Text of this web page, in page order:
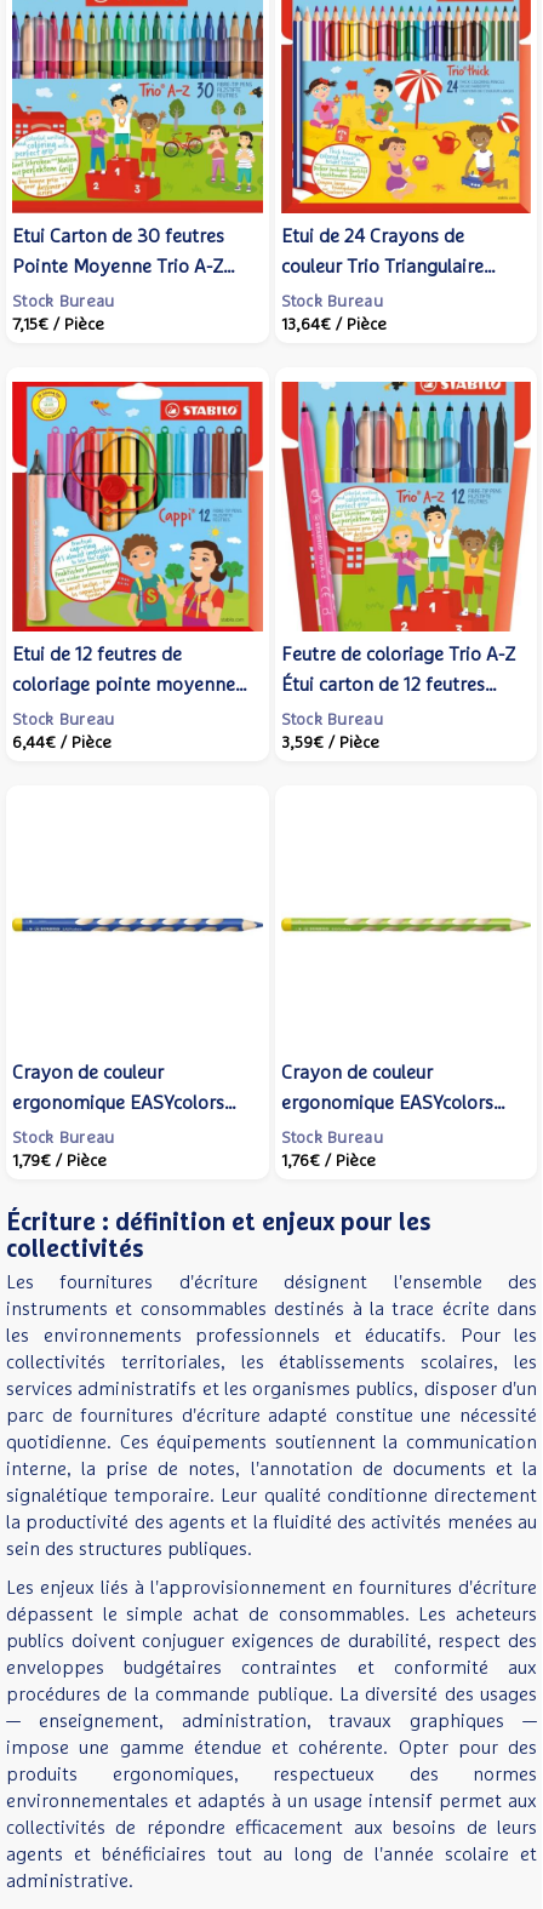
Etui Carton de 30 feutres
Pointe Moyenne Trio A-Z
dont 5 fluos - STABILO
Stock Bureau
7,15€ / Pièce
Etui de 24 Crayons de
couleur Trio Triangulaire
large avec taille-crayon
assorties - STABILO
Stock Bureau
13,64€ / Pièce
Etui de 12 feutres de
coloriage pointe moyenne
Cappi + 1 lacet - STABILO
Stock Bureau
6,44€ / Pièce
Feutre de coloriage Trio A-Z
Étui carton de 12 feutres
pointe moyenne dont 2
couleurs fluo - STABILO
Stock Bureau
3,59€ / Pièce
Crayon de couleur
ergonomique EASYcolors
Gaucher Bleu marine -
STABILO
Stock Bureau
1,79€ / Pièce
Crayon de couleur
ergonomique EASYcolors
Gaucher Vert clair - STABILO
Stock Bureau
1,76€ / Pièce
Écriture : définition et enjeux pour les
collectivités
Les fournitures d'écriture désignent l'ensemble des
instruments et consommables destinés à la trace écrite dans
les environnements professionnels et éducatifs. Pour les
collectivités territoriales, les établissements scolaires, les
services administratifs et les organismes publics, disposer d'un
parc de fournitures d'écriture adapté constitue une nécessité
quotidienne. Ces équipements soutiennent la communication
interne, la prise de notes, l'annotation de documents et la
signalétique temporaire. Leur qualité conditionne directement
la productivité des agents et la fluidité des activités menées au
sein des structures publiques.
Les enjeux liés à l'approvisionnement en fournitures d'écriture
dépassent le simple achat de consommables. Les acheteurs
publics doivent conjuguer exigences de durabilité, respect des
enveloppes budgétaires contraintes et conformité aux
procédures de la commande publique. La diversité des usages
— enseignement, administration, travaux graphiques —
impose une gamme étendue et cohérente. Opter pour des
produits ergonomiques, respectueux des normes
environnementales et adaptés à un usage intensif permet aux
collectivités de répondre efficacement aux besoins de leurs
agents et bénéficiaires tout au long de l'année scolaire et
administrative.